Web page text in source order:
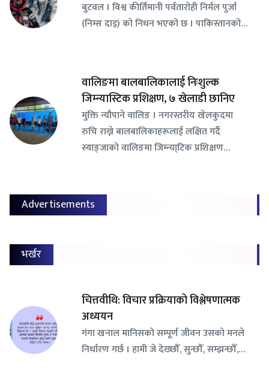
बुटवल । विश्व कीर्तिमानी पर्वतारोही निर्मल पुर्जा
(निम्स दाइ) को निधन भएको छ । पाकिस्तानको…
वालिङमा बालबालिकालाई निःशुल्क
जिम्न्यास्टिक प्रशिक्षण, ७ खेलाडी छानिए
​मुक्ति न्यौपाने वालिङ । नगरस्तरीय खेलकुदमा
रुचि राख्ने बालबालिकाहरूलाई लक्षित गर्दै
स्याङ्जाको वालिङमा जिम्न्या्टिक प्रशिक्षण…
Advertisements
भर्खर
चित्तवीथि: विचार प्रक्रियाको विश्लेषणात्मक
अध्ययन
गंगा खनाल मानिसको सम्पूर्ण जीवन उसको मनले
निर्धारण गर्छ । हामी जे देख्छौँ, सुन्छौँ, सम्झन्छौँ,…